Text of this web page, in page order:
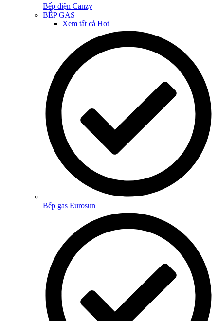
Bếp điện Canzy
BẾP GAS
Xem tất cả Hot
Bếp gas Eurosun